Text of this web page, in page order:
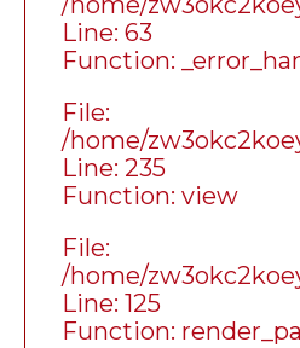
Line: 63
Function:
File:
/home/
Line: 235
Function: view
File:
/home/
Line: 125
Function: